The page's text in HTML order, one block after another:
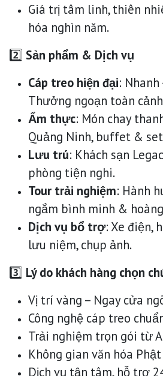
Giá trị tâm linh, thiên
hóa nghìn năm.
2️⃣ Sản phẩm & Dịch vụ
Cáp treo hiện đại: Nhanh
Thưởng ngoạn toàn
Ẩm thực: Món chay
Quảng Ninh, buffet &
Lưu trú: Khách sạn
phòng tiện nghi.
Tour trải nghiệm: Hành
ngắm bình minh &
Dịch vụ bổ trợ: Xe điện,
lưu niệm, chụp ảnh.
3️⃣ Lý do khách hàng chọn
Vị trí vàng – Ngay cửa
Công nghệ cáp treo
Trải nghiệm trọn gói từ
Không gian văn hóa
Dịch vụ tận tâm, hỗ trợ